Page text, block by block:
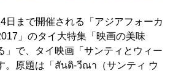
日まで開催される「アジアフォーカ
」のタイ大特集「映画の美味
」で、タイ映画「サンティとウィー
。原題は「สันติ-วีณา（サンティ ウ